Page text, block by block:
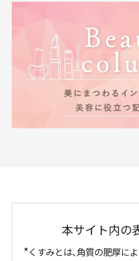
本サイト内の
くすみとは、角質の肥厚に